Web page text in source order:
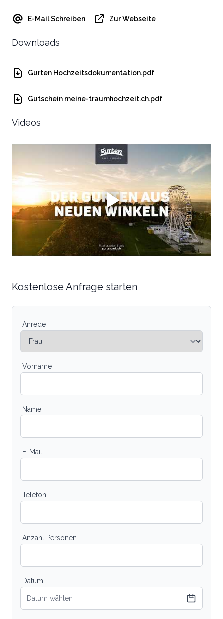
E-Mail Schreiben Zur Webseite
Downloads
Gurten Hochzeitsdokumentation.pdf
Gutschein meine-traumhochzeit.ch.pdf
Videos
Kostenlose Anfrage starten
Anrede
Vorname
Name
E-Mail
Telefon
Anzahl Personen
Datum
Datum wählen